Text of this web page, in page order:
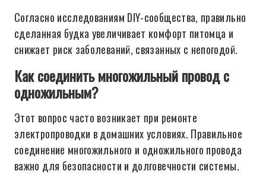
Согласно исследованиям DIY-сообщества, правильно
сделанная будка увеличивает комфорт питомца и
снижает риск заболеваний, связанных с непогодой.
Как соединить многожильный провод с
одножильным?
Этот вопрос часто возникает при ремонте
электропроводки в домашних условиях. Правильное
соединение многожильного и одножильного провода
важно для безопасности и долговечности системы.